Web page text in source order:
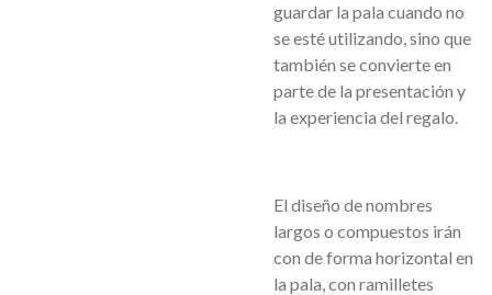
guardar la pala cuando no
se esté utilizando, sino que
también se convierte en
parte de la presentación y
la experiencia del regalo.
El diseño de nombres
largos o compuestos irán
con de forma horizontal en
la pala, con ramilletes